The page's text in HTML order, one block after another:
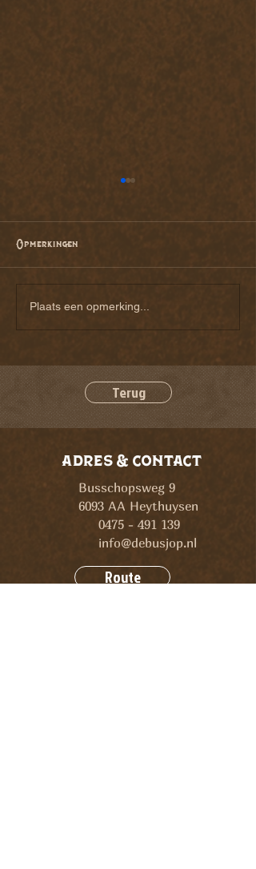
samen bouwen aan iets
waar iedereen trots op is
Opmerkingen
Plaats een opmerking...
Terug
adres & contact
Busschopsweg 9
6093 AA Heythuysen
0475 - 491 139
info@debusjop.nl
Route